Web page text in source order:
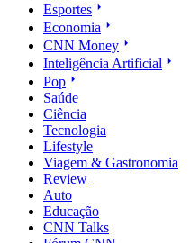
Esportes
Economia
CNN Money
Inteligência Artificial
Pop
Saúde
Ciência
Tecnologia
Lifestyle
Viagem & Gastronomia
Review
Auto
Educação
CNN Talks